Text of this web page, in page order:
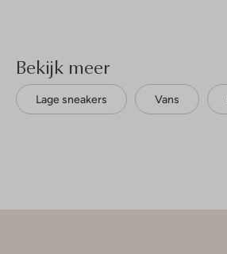
Bekijk meer
Lage sneakers Vans